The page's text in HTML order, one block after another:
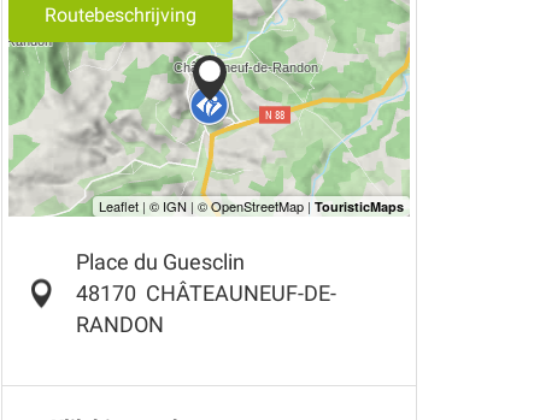
Routebeschrijving
Place du Guesclin
48170 CHÂTEAUNEUF-DE-
RANDON